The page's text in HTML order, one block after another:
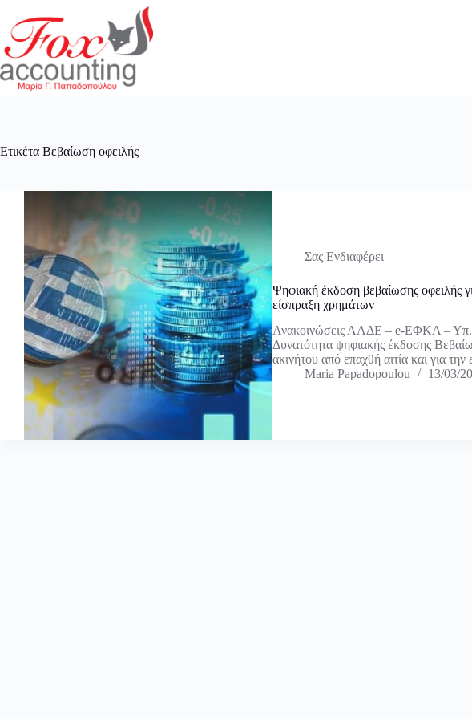
στο
περιεχόμενο
Ετικέτα Βεβαίωση οφειλής
Σας Ενδιαφέρει
Ψηφιακή έκδοση βεβαίωσης οφειλής
είσπραξη χρημάτων
Ανακοινώσεις ΑΑΔΕ – e-ΕΦΚΑ –
Δυνατότητα ψηφιακής έκδοσης
ακινήτου από επαχθή αιτία και για
Maria Papadopoulou
13/03/